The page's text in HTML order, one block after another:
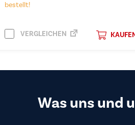
bestellt!
VERGLEICHEN
Was uns und